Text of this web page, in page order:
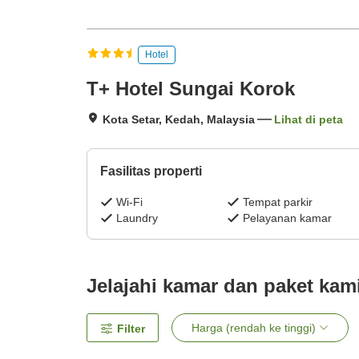
Hotel
T+ Hotel Sungai Korok
Kota Setar, Kedah, Malaysia Lihat di peta
Fasilitas properti
Wi-Fi
Tempat parkir
Laundry
Pelayanan kamar
Jelajahi kamar dan paket
Filter Harga (rendah ke tinggi)